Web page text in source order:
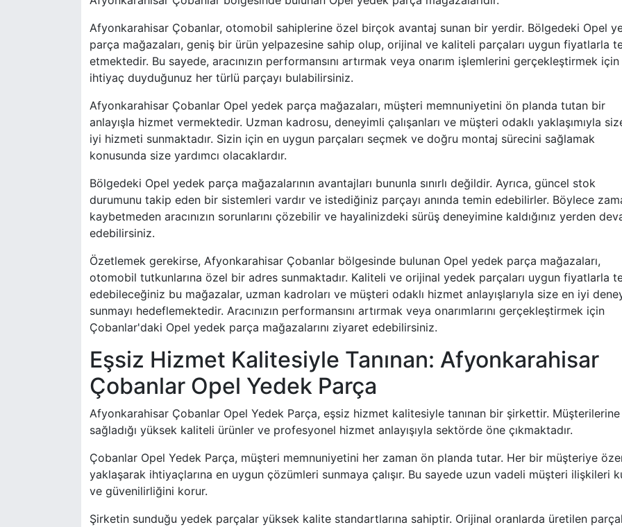
Afyonkarahisar Çobanlar, otomobil sahiplerine özel birçok avantaj sunan bir yerdir. Bölgedeki Opel
parça mağazaları, geniş bir ürün yelpazesine sahip olup, orijinal ve kaliteli parçaları uygun fiyatlarla
etmektedir. Bu sayede, aracınızın performansını artırmak veya onarım işlemlerini gerçekleştirmek için
ihtiyaç duyduğunuz her türlü parçayı bulabilirsiniz.
Afyonkarahisar Çobanlar Opel yedek parça mağazaları, müşteri memnuniyetini ön planda tutan bir
anlayışla hizmet vermektedir. Uzman kadrosu, deneyimli çalışanları ve müşteri odaklı yaklaşımıyla
iyi hizmeti sunmaktadır. Sizin için en uygun parçaları seçmek ve doğru montaj sürecini sağlamak
konusunda size yardımcı olacaklardır.
Bölgedeki Opel yedek parça mağazalarının avantajları bununla sınırlı değildir. Ayrıca, güncel stok
durumunu takip eden bir sistemleri vardır ve istediğiniz parçayı anında temin edebilirler. Böylece
kaybetmeden aracınızın sorunlarını çözebilir ve hayalinizdeki sürüş deneyimine kaldığınız yerden
edebilirsiniz.
Özetlemek gerekirse, Afyonkarahisar Çobanlar bölgesinde bulunan Opel yedek parça mağazaları,
otomobil tutkunlarına özel bir adres sunmaktadır. Kaliteli ve orijinal yedek parçaları uygun fiyatlarla
edebileceğiniz bu mağazalar, uzman kadroları ve müşteri odaklı hizmet anlayışlarıyla size en iyi
sunmayı hedeflemektedir. Aracınızın performansını artırmak veya onarımlarını gerçekleştirmek için
Çobanlar'daki Opel yedek parça mağazalarını ziyaret edebilirsiniz.
Eşsiz Hizmet Kalitesiyle Tanınan: Afyonkarahisar
Çobanlar Opel Yedek Parça
Afyonkarahisar Çobanlar Opel Yedek Parça, eşsiz hizmet kalitesiyle tanınan bir şirkettir. Müşterilerine
sağladığı yüksek kaliteli ürünler ve profesyonel hizmet anlayışıyla sektörde öne çıkmaktadır.
Çobanlar Opel Yedek Parça, müşteri memnuniyetini her zaman ön planda tutar. Her bir müşteriye
yaklaşarak ihtiyaçlarına en uygun çözümleri sunmaya çalışır. Bu sayede uzun vadeli müşteri ilişkileri
ve güvenilirliğini korur.
Şirketin sunduğu yedek parçalar yüksek kalite standartlarına sahiptir. Orijinal oranlarda üretilen